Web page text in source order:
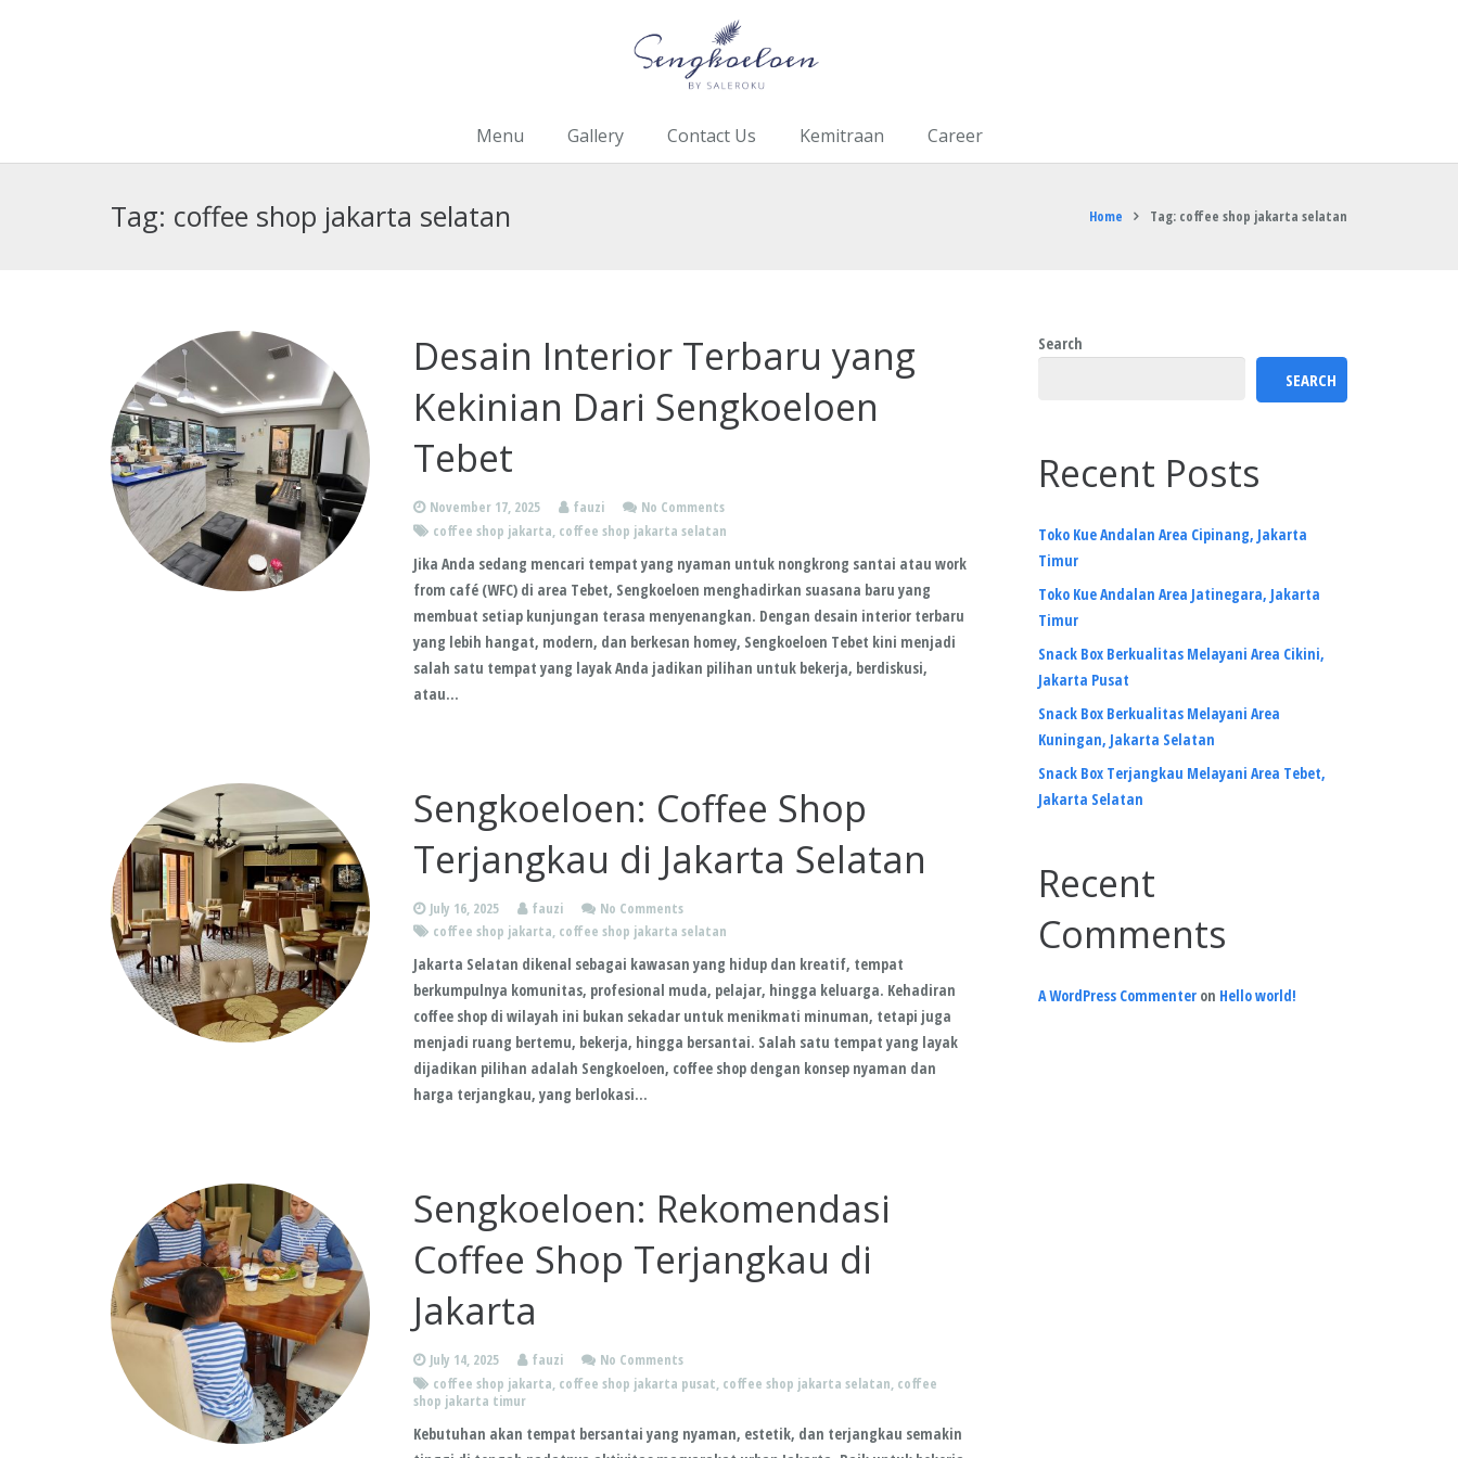
Menu Gallery Contact Us Kemitraan Career
Tag: coffee shop jakarta selatan Home Tag: coffee shop jakarta selatan
Desain Interior Terbaru yang
Kekinian Dari Sengkoeloen
Tebet
November 17, 2025 fauzi
No Comments
coffee shop jakarta, coffee shop jakarta selatan
Jika Anda sedang mencari tempat yang nyaman untuk nongkrong santai atau work
from café (WFC) di area Tebet, Sengkoeloen menghadirkan suasana baru yang
membuat setiap kunjungan terasa menyenangkan. Dengan desain interior terbaru
yang lebih hangat, modern, dan berkesan homey, Sengkoeloen Tebet kini menjadi
salah satu tempat yang layak Anda jadikan pilihan untuk bekerja, berdiskusi,
atau…
Sengkoeloen: Coffee Shop
Terjangkau di Jakarta Selatan
July 16, 2025 fauzi
No Comments
coffee shop jakarta, coffee shop jakarta selatan
Jakarta Selatan dikenal sebagai kawasan yang hidup dan kreatif, tempat
berkumpulnya komunitas, profesional muda, pelajar, hingga keluarga. Kehadiran
coffee shop di wilayah ini bukan sekadar untuk menikmati minuman, tetapi juga
menjadi ruang bertemu, bekerja, hingga bersantai. Salah satu tempat yang layak
dijadikan pilihan adalah Sengkoeloen, coffee shop dengan konsep nyaman dan
harga terjangkau, yang berlokasi…
Sengkoeloen: Rekomendasi
Coffee Shop Terjangkau di
Jakarta
July 14, 2025 fauzi
No Comments
coffee shop jakarta, coffee shop jakarta pusat, coffee shop jakarta selatan, coffee
shop jakarta timur
Kebutuhan akan tempat bersantai yang nyaman, estetik, dan terjangkau semakin
Search
SEARCH
Recent Posts
Toko Kue Andalan Area Cipinang, Jakarta
Timur
Toko Kue Andalan Area Jatinegara, Jakarta
Timur
Snack Box Berkualitas Melayani Area Cikini,
Jakarta Pusat
Snack Box Berkualitas Melayani Area
Kuningan, Jakarta Selatan
Snack Box Terjangkau Melayani Area Tebet,
Jakarta Selatan
Recent
Comments
A WordPress Commenter on Hello world!